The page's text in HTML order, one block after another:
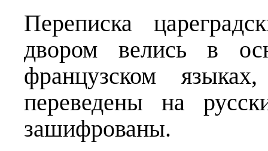
Переписка
двором велись в
французском
переведены на
зашифрованы.